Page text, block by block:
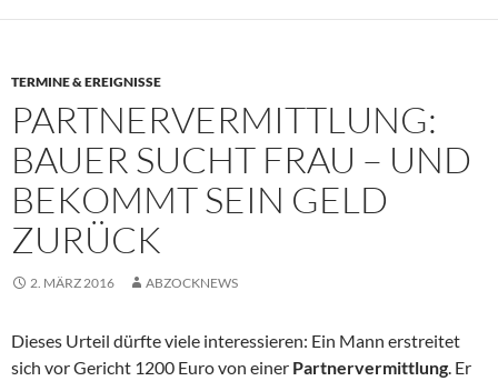
TERMINE & EREIGNISSE
PARTNERVERMITTLUNG:
BAUER SUCHT FRAU – UND
BEKOMMT SEIN GELD
ZURÜCK
2. MÄRZ 2016 ABZOCKNEWS
Dieses Urteil dürfte viele interessieren: Ein Mann erstreitet
sich vor Gericht 1200 Euro von einer Partnervermittlung. Er